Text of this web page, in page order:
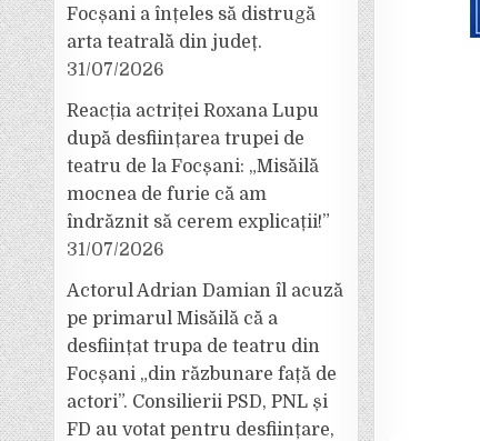
Focșani a înțeles să distrugă
arta teatrală din județ.
31/07/2026
Reacția actriței Roxana Lupu
după desființarea trupei de
teatru de la Focșani: „Misăilă
mocnea de furie că am
îndrăznit să cerem explicații!”
31/07/2026
Actorul Adrian Damian îl acuză
pe primarul Misăilă că a
desființat trupa de teatru din
Focșani „din răzbunare față de
actori”. Consilierii PSD, PNL și
FD au votat pentru desființare,